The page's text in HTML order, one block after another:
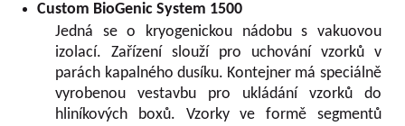
Custom BioGenic System 1500
Jedná se o kryogenickou nádobu s vakuovou
izolací. Zařízení slouží pro uchování vzorků v
parách kapalného dusíku. Kontejner má speciálně
vyrobenou vestavbu pro ukládání vzorků do
hliníkových boxů. Vzorky ve formě segmentů